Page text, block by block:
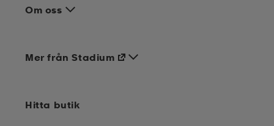
Om oss
Mer från Stadium
Hitta butik